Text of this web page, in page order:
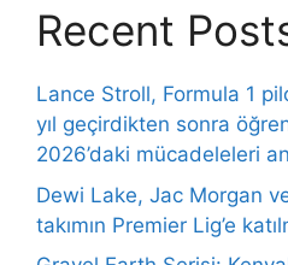
Recent
Lance Stroll, Formula 1
yıl geçirdikten sonra
2026’daki mücadeleleri
Dewi Lake, Jac Morgan
takımın Premier Lig’e